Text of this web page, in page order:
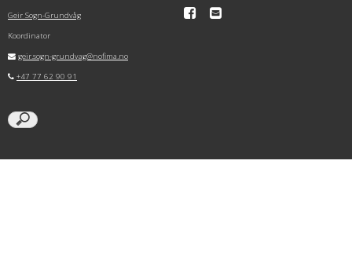
Geir Sogn-Grundvåg
Koordinator
geir.sogn-grundvag@nofima.no
+47 77 62 90 91